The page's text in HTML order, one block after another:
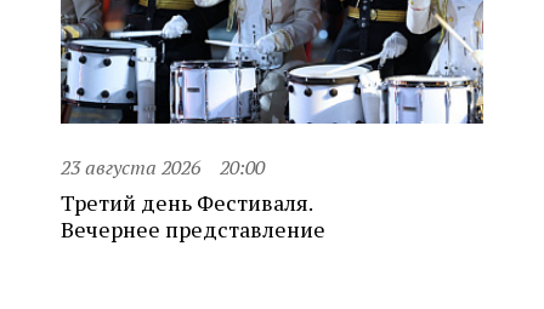
23 августа 2026 20:00
Третий день Фестиваля.
Вечернее представление